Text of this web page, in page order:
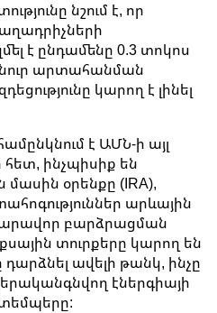
նշում է, որ
է ընդամենը 0.3 տոկոս
արտահանման
կարող է լինել
է ԱՄՆ-ի այլ
ինչպիսիք են
մասին օրենքը (IRA),
արևային
բարձրացման
տուրքերը կարող են
ավելի թանկ, ինչը
էներգիայի